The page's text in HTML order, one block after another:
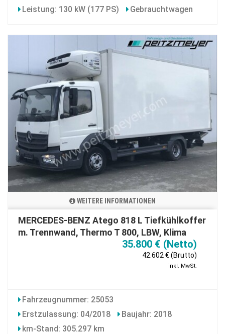
Leistung: 130 kW (177 PS)
Gebrauchtwagen
WEITERE INFORMATIONEN
MERCEDES-BENZ Atego 818 L Tiefkühlkoffer
m. Trennwand, Thermo T 800, LBW, Klima
35.800 € (Netto)
42.602 € (Brutto)
inkl. MwSt.
Fahrzeugnummer: 25053
Erstzulassung: 04/2018
Baujahr: 2018
km-Stand: 305.297 km